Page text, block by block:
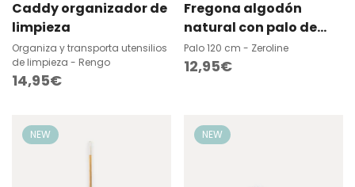
Caddy organizador de
limpieza
Organiza y transporta utensilios
de limpieza - Rengo
Precio
14,95€
Fregona algodón
natural con palo de
bambú
Palo 120 cm - Zeroline
Precio
12,95€
NEW NEW